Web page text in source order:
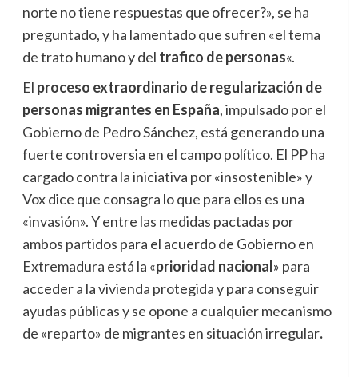
norte no tiene respuestas que ofrecer?», se ha
preguntado, y ha lamentado que sufren «el tema
de trato humano y del trafico de personas«.
El proceso extraordinario de regularización de
personas migrantes en España, impulsado por el
Gobierno de Pedro Sánchez, está generando una
fuerte controversia en el campo político. El PP ha
cargado contra la iniciativa por «insostenible» y
Vox dice que consagra lo que para ellos es una
«invasión». Y entre las medidas pactadas por
ambos partidos para el acuerdo de Gobierno en
Extremadura está la «prioridad nacional» para
acceder a la vivienda protegida y para conseguir
ayudas públicas y se opone a cualquier mecanismo
de «reparto» de migrantes en situación irregular.